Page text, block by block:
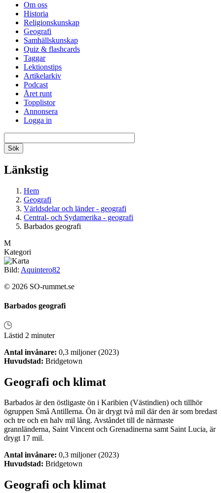
Om oss
Historia
Religionskunskap
Geografi
Samhällskunskap
Quiz & flashcards
Taggar
Lektionstips
Artikelarkiv
Podcast
Året runt
Topplistor
Annonsera
Logga in
Länkstig
Hem
Geografi
Världsdelar och länder - geografi
Central- och Sydamerika - geografi
Barbados geografi
M
Kategori
Bild: Aquintero82
© 2026 SO-rummet.se
Barbados geografi
Lästid 2 minuter
Antal invånare: 0,3 miljoner (2023)
Huvudstad: Bridgetown
Geografi och klimat
Barbados är den östligaste ön i Karibien (Västindien) och tillhör
ögruppen Små Antillerna. Ön är drygt två mil där den är som bredast
och tre och en halv mil lång. Avståndet till de närmaste
grannländerna, Saint Vincent och Grenadinerna samt Saint Lucia, är
drygt 17 mil.
Antal invånare: 0,3 miljoner (2023)
Huvudstad: Bridgetown
Geografi och klimat